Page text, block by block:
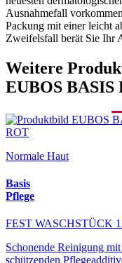
Ausnahmefall
Packung mit einer leicht
Zweifelsfall berät Sie Ihr
Weitere
EUBOS BASIS
Normale Haut
Basis
Pflege
FEST WASCHSTÜCK
Schonende Reinigung
schützenden